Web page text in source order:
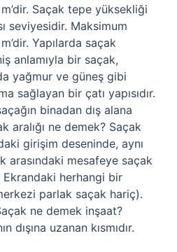
Saçak tepe yüksekliği
seviyesidir. Maksimum
Yapılarda saçak
anlamıyla bir saçak,
yağmur ve güneş gibi
sağlayan bir çatı yapısıdır.
binadan dış alana
aralığı ne demek? Saçak
girişim deseninde, aynı
arasındaki mesafeye saçak
Ekrandaki herhangi bir
parlak saçak hariç).
ne demek inşaat?
dışına uzanan kısmıdır.